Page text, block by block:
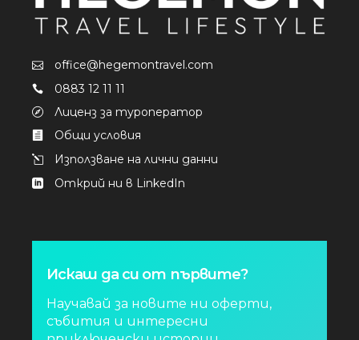
office@hegemontravel.com
0883 12 11 11
Лиценз за туроператор
Общи условия
Използване на лични данни
Открий ни в LinkedIn
Искаш да си от първите?
Научавай за новите ни оферти,
събития и интересни